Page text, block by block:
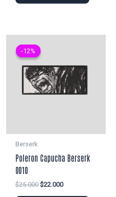
-12%
-12%
Berserk
Poleron Capucha Berserk
0010
$25.000 El
$22.000El